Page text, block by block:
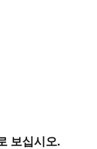
보십시오.